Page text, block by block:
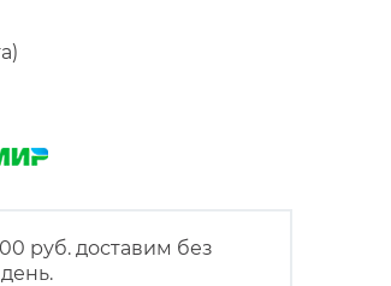
руб. доставим без